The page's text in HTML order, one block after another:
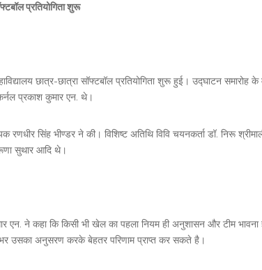
प्रतियोगिता शुरू
छात्र-छात्रा सॉफ्टबॉल प्रतियोगिता शुरू हुई। उद्घाटन समारोह
प्रकाश कुमार एन. थे।
सिंह भीण्डर ने की। विशिष्ट अतिथि विवि चयनकर्ता डॉ. निरू
सुथार आदि थे।
एन. ने कहा कि किसी भी खेल का पहला नियम ही अनुशासन और टीम भावना
उसका अनुसरण करके बेहतर परिणाम प्राप्त कर सकते है।